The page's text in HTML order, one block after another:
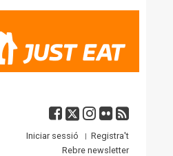
Iniciar sessió
Registra't
Rebre newsletter